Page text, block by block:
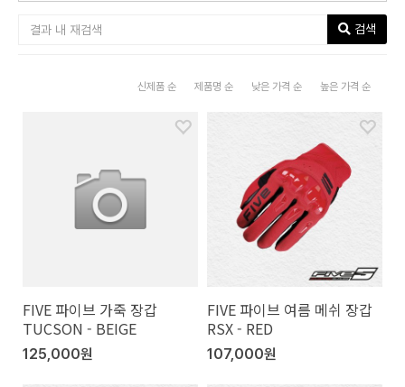
검색
신제품 순 제품명 순 낮은 가격 순 높은 가격 순
FIVE 파이브 가죽 장갑
TUCSON - BEIGE
125,000원
FIVE 파이브 여름 메쉬 장갑
RSX - RED
107,000원